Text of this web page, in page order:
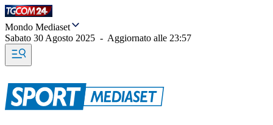
Mondo Mediaset
Sabato 30 Agosto 2025 - Aggiornato alle 23:57